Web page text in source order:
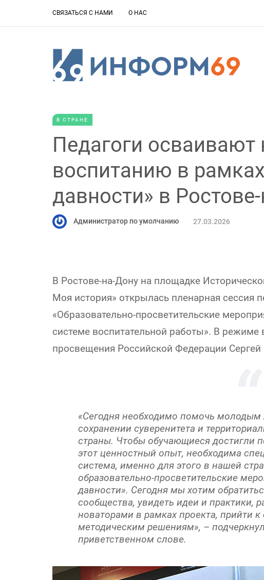
СВЯЗАТЬСЯ С НАМИ О НАС
В СТРАНЕ
Педагоги
воспитанию в
давности» в
Администратор по умолчанию 27.03.2026
В Ростове-на-Дону на площадке
Моя история» открылась пленарная сессия
«Образовательно-просветительские
системе воспитательной работы». В
просвещения Российской Федерации Сергей
«Сегодня необходимо помочь
сохранении суверенитета и
страны. Чтобы обучающиеся достигли
этот ценностный опыт, необходима
система, именно для этого в нашей
образовательно-просветительские
давности». Сегодня мы хотим
сообщества, увидеть идеи и практики,
новаторами в рамках проекта, прийти
методическим решениям», –
приветственном слове.